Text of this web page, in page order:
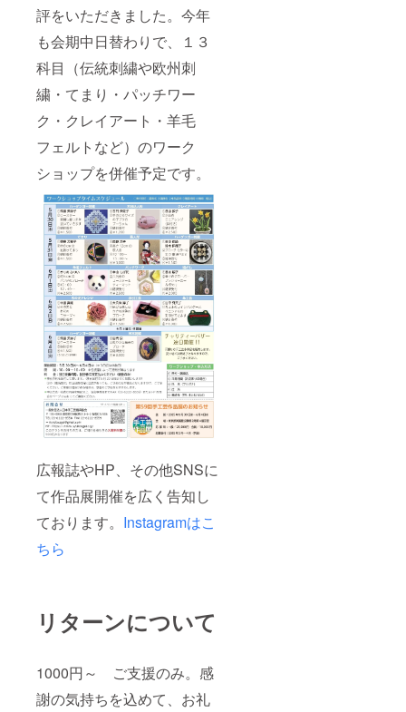
評をいただきました。今年
も会期中日替わりで、１３
科目（伝統刺繍や欧州刺
繍・てまり・パッチワー
ク・クレイアート・羊毛
フェルトなど）のワーク
ショップを併催予定です。
広報誌やHP、その他SNSに
て作品展開催を広く告知し
ております。 Instagramはこ
ちら
リターンについて
1000円～ ご支援のみ。感
謝の気持ちを込めて、お礼